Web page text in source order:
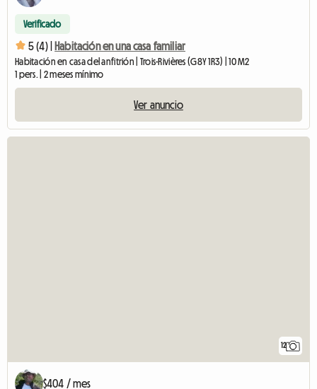
Verificado
5 (4) | Habitación en una casa familiar
Habitación en casa del anfitrión | Trois-Rivières (G8Y 1R3) | 10 M2
1 pers. | 2 meses mínimo
Ver anuncio
12
$404 / mes